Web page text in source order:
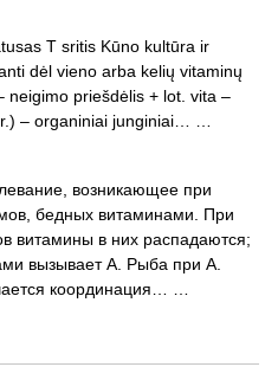
T sritis Kūno kultūra ir
dėl vieno arba kelių vitaminų
neigimo priešdėlis + lot. vita –
– organiniai junginiai… …
возникающее при
бедных витаминами. При
витамины в них распадаются;
вызывает А. Рыба при А.
координация… …